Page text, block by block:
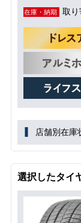
在庫・納期 取り
店舗別在庫
選択したタイ